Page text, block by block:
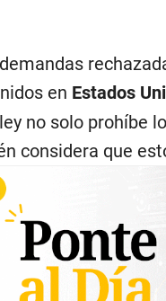
en Estados
no solo prohíbe
considera que